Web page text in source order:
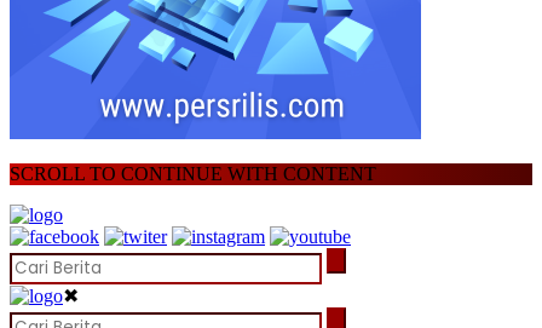
SCROLL TO CONTINUE WITH CONTENT
✖